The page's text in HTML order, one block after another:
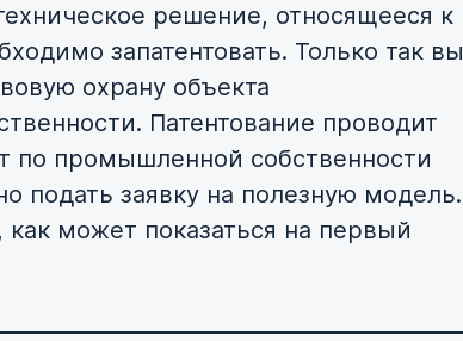
решение, относящееся к
запатентовать. Только так вы
охрану объекта
Патентование проводит
по промышленной собственности
подать заявку на полезную модель.
как может показаться на первый